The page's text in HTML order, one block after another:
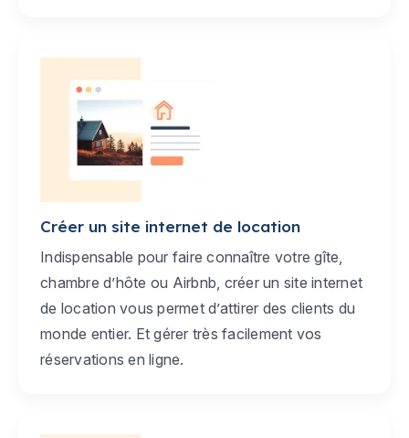
Créer un site internet de location
Indispensable pour faire connaître votre gîte,
chambre d’hôte ou Airbnb, créer un site internet
de location vous permet d’attirer des clients du
monde entier. Et gérer très facilement vos
réservations en ligne.